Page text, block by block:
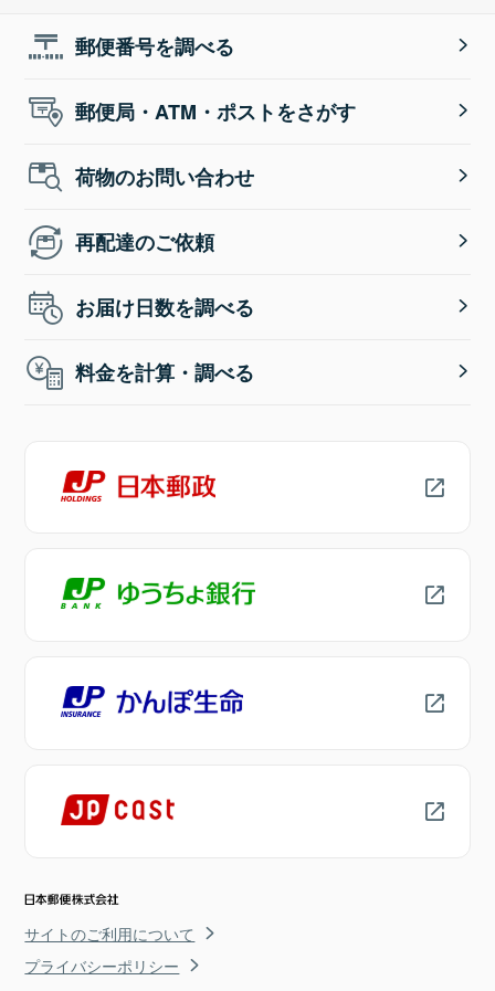
郵便番号を調べる
郵便局・ATM・ポストをさがす
荷物のお問い合わせ
再配達のご依頼
お届け日数を調べる
料金を計算・調べる
サイトのご利用について
プライバシーポリシー